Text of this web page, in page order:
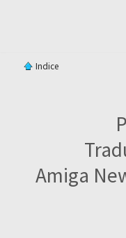
Indice
Amiga